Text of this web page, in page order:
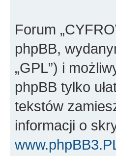
Forum
phpBB,
„GPL”) i
phpBB tylko
tekstów
informacji o